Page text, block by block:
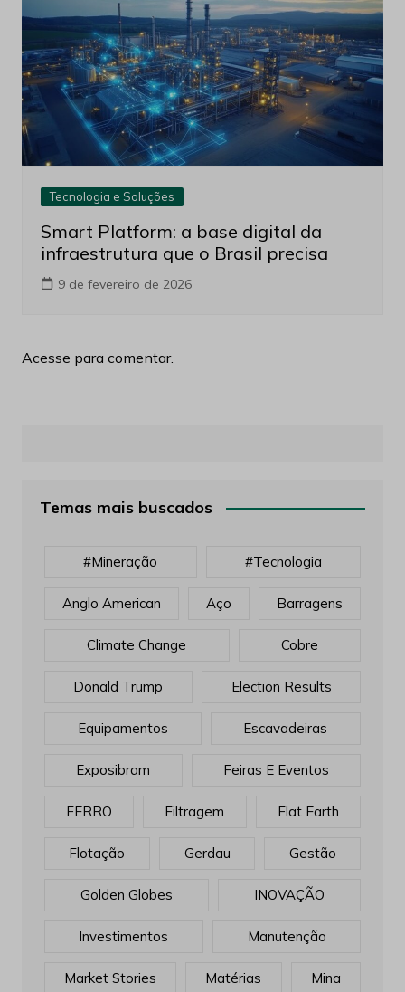
Tecnologia e Soluções
Smart Platform: a base digital da
infraestrutura que o Brasil precisa
9 de fevereiro de 2026
Acesse para comentar.
Temas mais buscados
#mineração #tecnologia
Anglo American Aço Barragens
Climate Change Cobre
Donald Trump Election Results
Equipamentos Escavadeiras
Exposibram Feiras E Eventos
FERRO Filtragem Flat Earth
Flotação Gerdau Gestão
Golden Globes INOVAÇÃO
Investimentos Manutenção
Market Stories Matérias Mina